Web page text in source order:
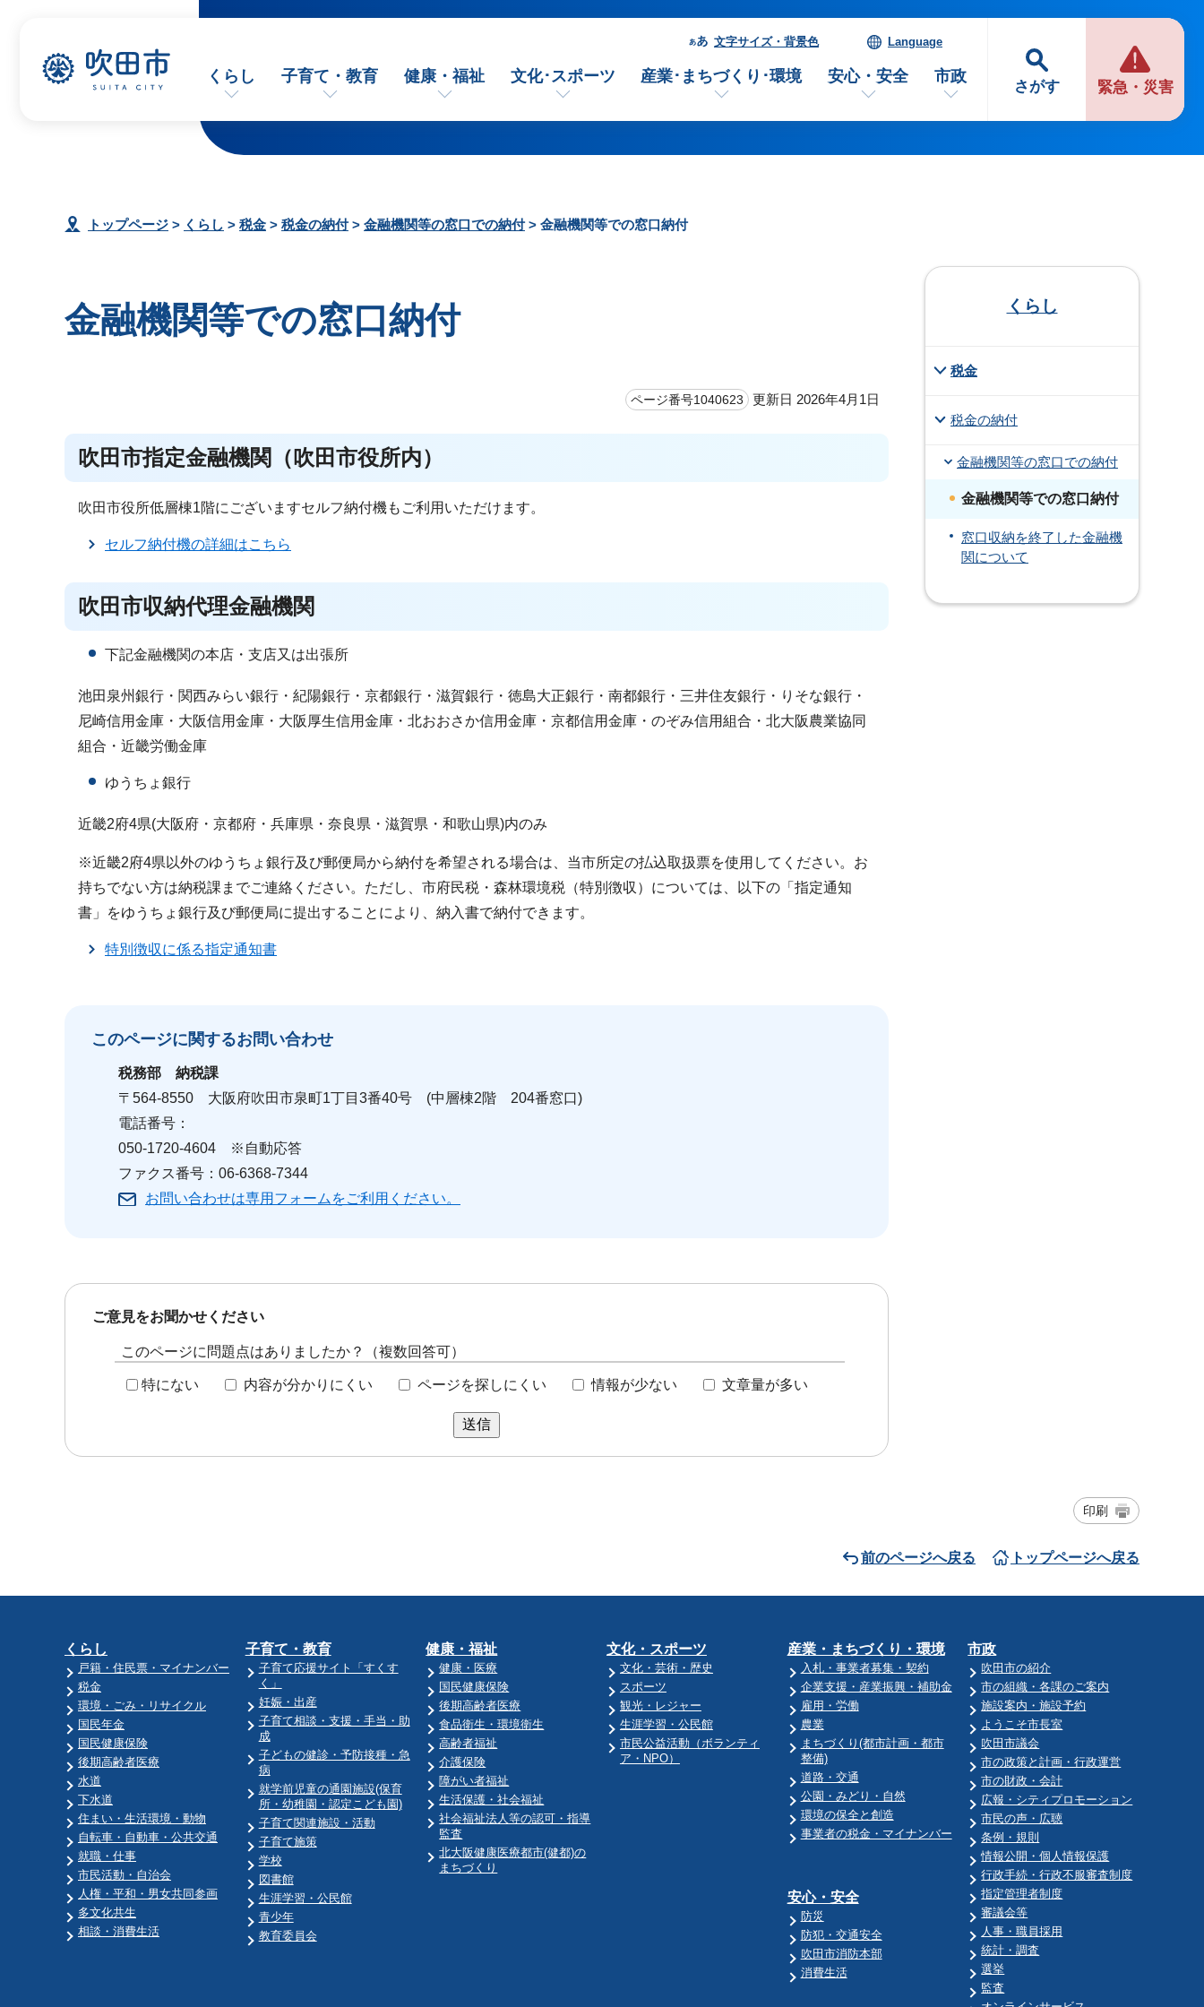
さがす 緊急・災害
文字サイズ・背景色 Language
くらし 子育て・教育 健康・福祉 文化･スポーツ 産業･まちづくり･環境 安心・安全 市政
トップページ > くらし > 税金 > 税金の納付> 金融機関等の窓口での納付> 金融機関等での窓口納付
金融機関等での窓口納付
ページ番号1040623 更新日 2026年4月1日
吹田市指定金融機関（吹田市役所内）
吹田市役所低層棟1階にございますセルフ納付機もご利用いただけます。
セルフ納付機の詳細はこちら
吹田市収納代理金融機関
下記金融機関の本店・支店又は出張所
池田泉州銀行・関西みらい銀行・紀陽銀行・京都銀行・滋賀銀行・徳島大正銀行・南都銀行・三井住友銀行・りそな銀行・
尼崎信用金庫・大阪信用金庫・大阪厚生信用金庫・北おおさか信用金庫・京都信用金庫・のぞみ信用組合・北大阪農業協同
組合・近畿労働金庫
ゆうちょ銀行
近畿2府4県(大阪府・京都府・兵庫県・奈良県・滋賀県・和歌山県)内のみ
※近畿2府4県以外のゆうちょ銀行及び郵便局から納付を希望される場合は、当市所定の払込取扱票を使用してください。お
持ちでない方は納税課までご連絡ください。ただし、市府民税・森林環境税（特別徴収）については、以下の「指定通知
書」をゆうちょ銀行及び郵便局に提出することにより、納入書で納付できます。
特別徴収に係る指定通知書
このページに関するお問い合わせ
税務部 納税課
〒564-8550 大阪府吹田市泉町1丁目3番40号 (中層棟2階 204番窓口)
電話番号：
050-1720-4604 ※自動応答
ファクス番号：06-6368-7344
お問い合わせは専用フォームをご利用ください。
ご意見をお聞かせください
このページに問題点はありましたか？（複数回答可）
特にない 内容が分かりにくい ページを探しにくい 情報が少ない 文章量が多い
送信
くらし
税金
税金の納付
金融機関等の窓口での納付
金融機関等での窓口納付
窓口収納を終了した金融機
関について
印刷
前のページへ戻る トップページへ戻る
くらし
戸籍・住民票・マイナンバー
税金
環境・ごみ・リサイクル
国民年金
国民健康保険
後期高齢者医療
水道
下水道
住まい・生活環境・動物
自転車・自動車・公共交通
就職・仕事
市民活動・自治会
人権・平和・男女共同参画
多文化共生
相談・消費生活
子育て・教育
子育て応援サイト「すくす
く」
妊娠・出産
子育て相談・支援・手当・助
成
子どもの健診・予防接種・急
病
就学前児童の通園施設(保育
所・幼稚園・認定こども園)
子育て関連施設・活動
子育て施策
学校
図書館
生涯学習・公民館
青少年
教育委員会
健康・福祉
健康・医療
国民健康保険
後期高齢者医療
食品衛生・環境衛生
高齢者福祉
介護保険
障がい者福祉
生活保護・社会福祉
社会福祉法人等の認可・指導
監査
北大阪健康医療都市(健都)の
まちづくり
文化・スポーツ
文化・芸術・歴史
スポーツ
観光・レジャー
生涯学習・公民館
市民公益活動（ボランティ
ア・NPO）
産業・まちづくり・環境
入札・事業者募集・契約
企業支援・産業振興・補助金
雇用・労働
農業
まちづくり(都市計画・都市
整備)
道路・交通
公園・みどり・自然
環境の保全と創造
事業者の税金・マイナンバー
安心・安全
防災
防犯・交通安全
吹田市消防本部
消費生活
市政
吹田市の紹介
市の組織・各課のご案内
施設案内・施設予約
ようこそ市長室
吹田市議会
市の政策と計画・行政運営
市の財政・会計
広報・シティプロモーション
市民の声・広聴
条例・規則
情報公開・個人情報保護
行政手続・行政不服審査制度
指定管理者制度
審議会等
人事・職員採用
統計・調査
選挙
監査